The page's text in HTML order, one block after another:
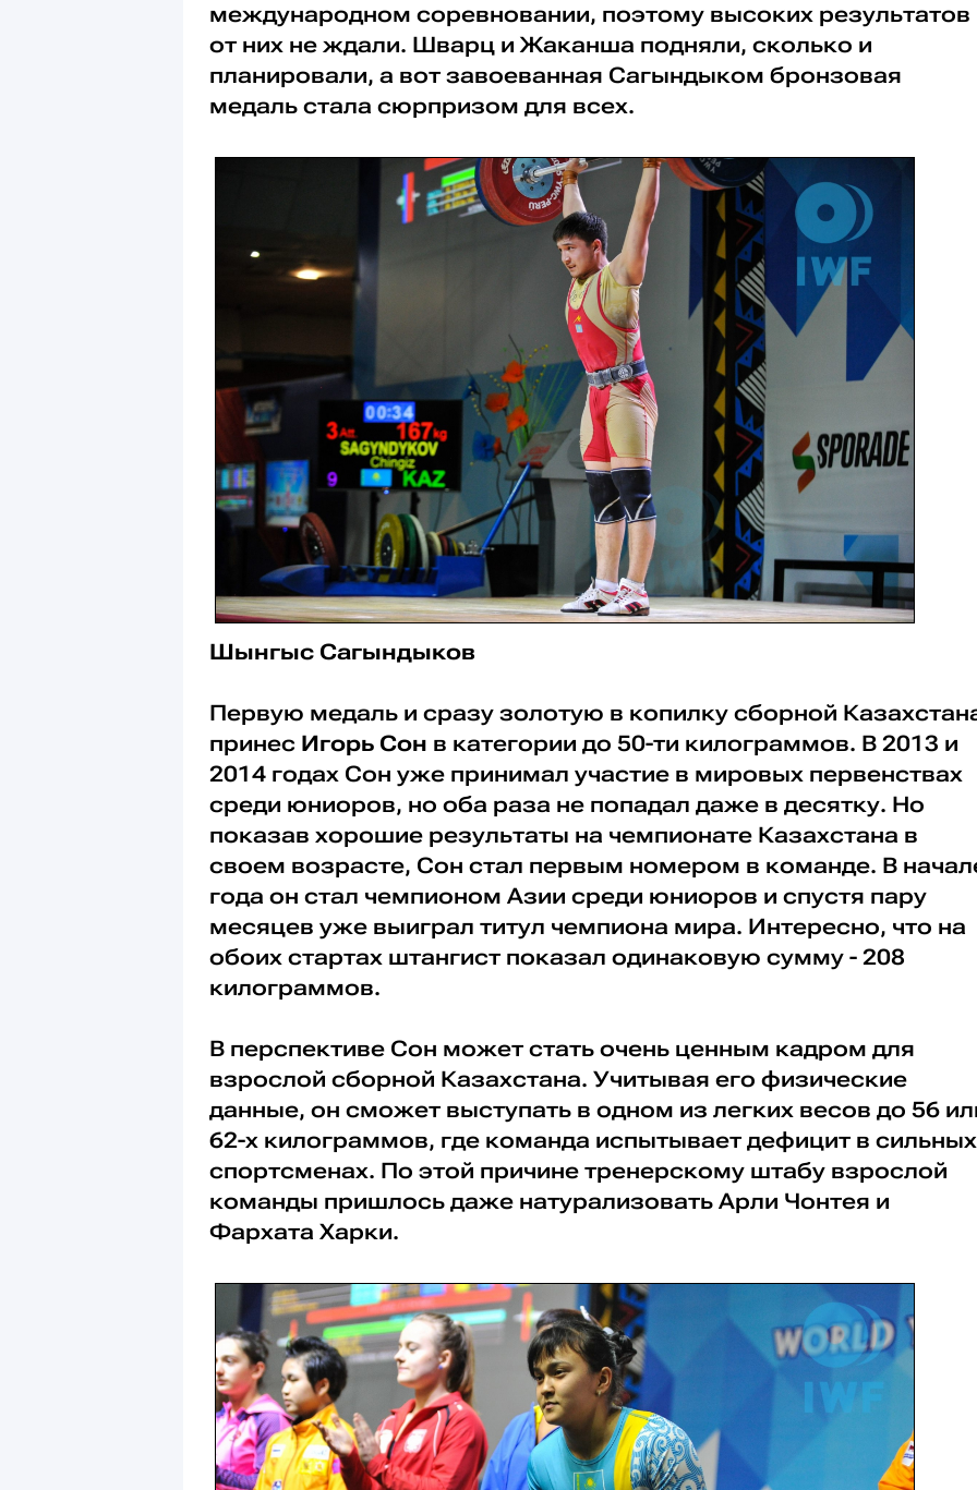
международном соревновании, поэтому высоких результатов
от них не ждали. Шварц и Жаканша подняли, сколько и
планировали, а вот завоеванная Сагындыком бронзовая
медаль стала сюрпризом для всех.
Шынгыс Сагындыков
Первую медаль и сразу золотую в копилку сборной
принес Игорь Сон в категории до 50-ти килограммов. В 2013 и
2014 годах Сон уже принимал участие в мировых первенствах
среди юниоров, но оба раза не попадал даже в десятку. Но
показав хорошие результаты на чемпионате Казахстана в
своем возрасте, Сон стал первым номером в команде. В
года он стал чемпионом Азии среди юниоров и спустя пару
месяцев уже выиграл титул чемпиона мира. Интересно, что на
обоих стартах штангист показал одинаковую сумму - 208
килограммов.
В перспективе Сон может стать очень ценным кадром для
взрослой сборной Казахстана. Учитывая его физические
данные, он сможет выступать в одном из легких весов до 56
62-х килограммов, где команда испытывает дефицит в сильных
спортсменах. По этой причине тренерскому штабу взрослой
команды пришлось даже натурализовать Арли Чонтея и
Фархата Харки.